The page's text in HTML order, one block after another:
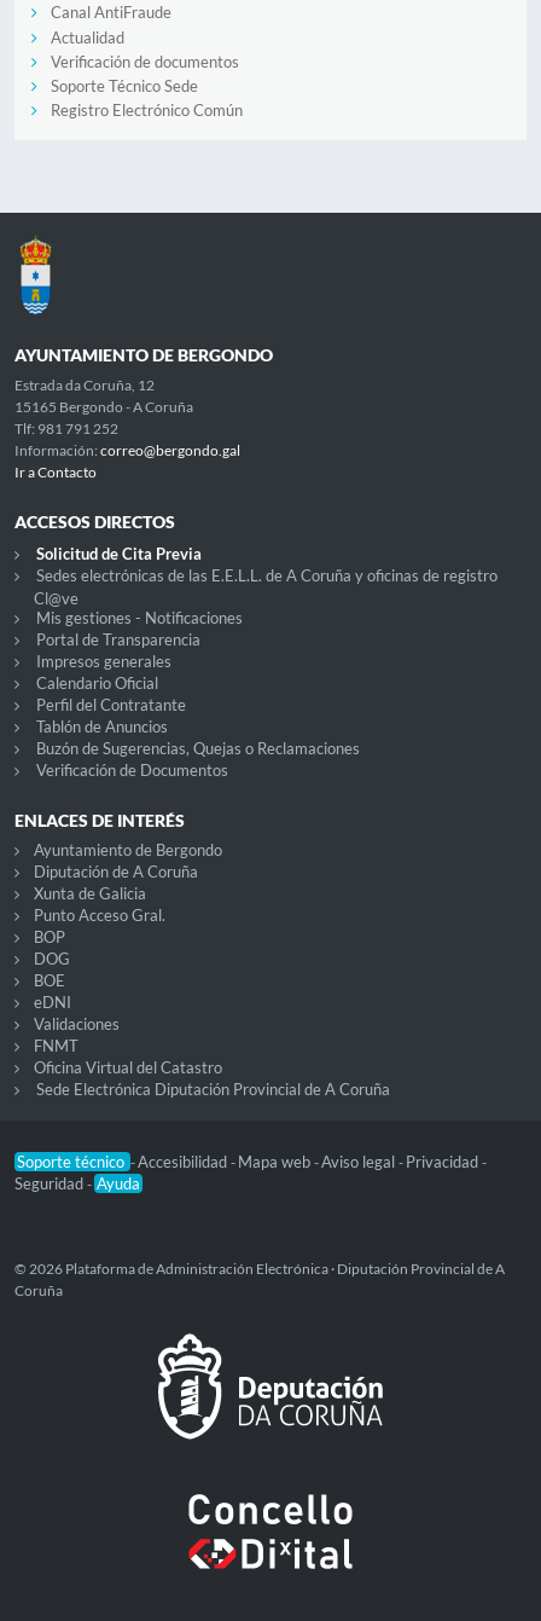
Canal AntiFraude
Actualidad
Verificación de documentos
Soporte Técnico Sede
Registro Electrónico Común
AYUNTAMIENTO DE BERGONDO
Estrada da Coruña, 12
15165 Bergondo - A Coruña
Tlf: 981 791 252
Información: correo@bergondo.gal
Ir a Contacto
ACCESOS DIRECTOS
Solicitud de Cita Previa
Sedes electrónicas de las E.E.L.L. de A Coruña y oficinas de registro
Cl@ve
Mis gestiones - Notificaciones
Portal de Transparencia
Impresos generales
Calendario Oficial
Perfil del Contratante
Tablón de Anuncios
Buzón de Sugerencias, Quejas o Reclamaciones
Verificación de Documentos
ENLACES DE INTERÉS
Ayuntamiento de Bergondo
Diputación de A Coruña
Xunta de Galicia
Punto Acceso Gral.
BOP
DOG
BOE
eDNI
Validaciones
FNMT
Oficina Virtual del Catastro
Sede Electrónica Diputación Provincial de A Coruña
Soporte técnico -Accesibilidad - Mapa web -Aviso legal - Privacidad -
Seguridad - Ayuda
© 2026 Plataforma de Administración Electrónica · Diputación Provincial de A
Coruña